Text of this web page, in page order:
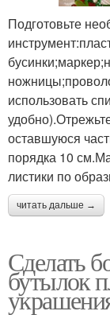
Подготовьте
использовать
оставшуюся
порядка 10
листики по
читать дальше →
Сделать
бутылок